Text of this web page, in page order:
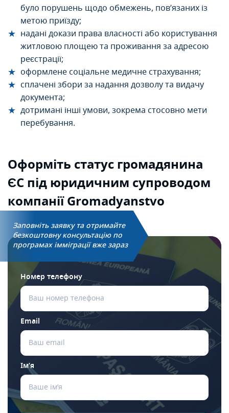
було порушень щодо обмежень, пов’язаних із
метою приїзду;
надані докази права власності або користування
житловою площею та проживання за адресою
реєстрації;
оформлене соціальне медичне страхування;
сплачені збори за надання дозволу та видачу
документа;
дотримані інші умови, зокрема стосовно мети
перебування.
Оформіть статусгромадянина
ЄС підюридичним супроводом
компанії Gromadyanstvo
Заповніть заявку та отримайте
безкоштовну консультацію по
програмах імміграції вже зараз
Номер телефону
Email
Ім’я